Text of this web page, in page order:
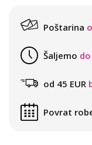
Poštarina
Šaljemo
od 45 EUR
Povrat